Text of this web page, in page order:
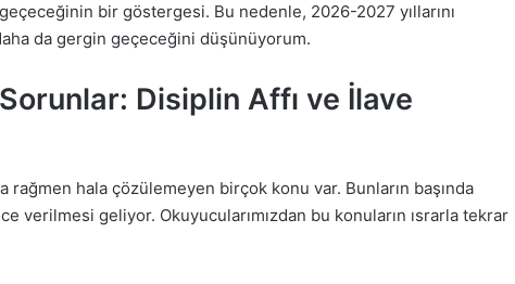
bir göstergesi. Bu nedenle, 2026-2027 yıllarını
da gergin geçeceğini düşünüyorum.
Disiplin Affı ve İlave
rağmen hala çözülemeyen birçok konu var. Bunların başında
verilmesi geliyor. Okuyucularımızdan bu konuların ısrarla tekrar